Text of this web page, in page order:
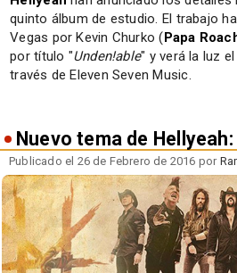
quinto álbum de estudio. El trabajo
Vegas por Kevin Churko (Papa
por título "Unden!able" y verá la luz
través de Eleven Seven Music.
Nuevo tema de Hellyeah:
Publicado el 26 de Febrero de 2016 por